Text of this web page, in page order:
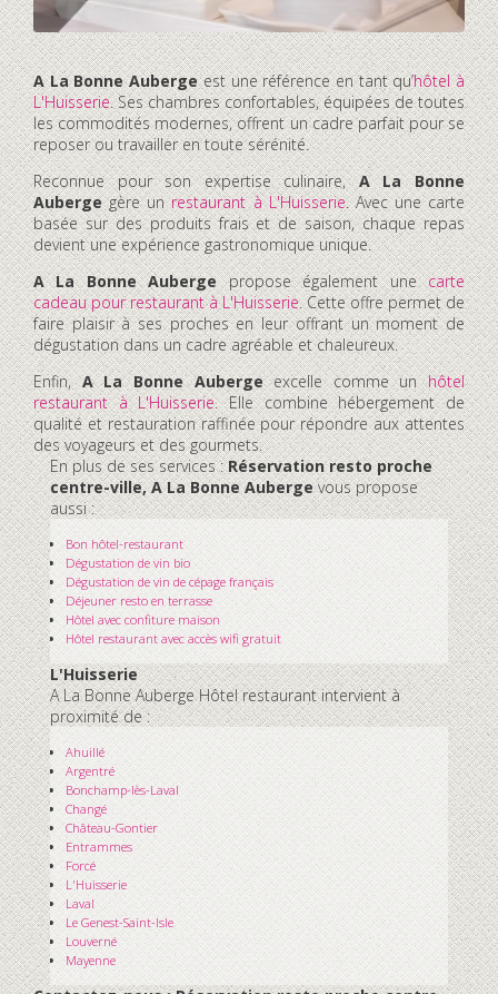
A La Bonne Aubergeest une référence en tant qu’hôtel à
L'Huisserie. Ses chambres confortables, équipées de toutes
les commodités modernes, offrent un cadre parfait pour se
reposer ou travailler en toute sérénité.
Reconnue pour son expertise culinaire,A La Bonne
Aubergegère unrestaurant à L'Huisserie. Avec une carte
basée sur des produits frais et de saison, chaque repas
devient une expérience gastronomique unique.
A La Bonne Aubergepropose également unecarte
cadeau pour restaurant à L'Huisserie. Cette offre permet de
faire plaisir à ses proches en leur offrant un moment de
dégustation dans un cadre agréable et chaleureux.
Enfin,A La Bonne Aubergeexcelle comme unhôtel
restaurant à L'Huisserie. Elle combine hébergement de
qualité et restauration raffinée pour répondre aux attentes
des voyageurs et des gourmets.
En plus de ses services :Réservation resto proche
centre-ville, A La Bonne Aubergevous propose
aussi :
Bon hôtel-restaurant
Dégustation de vin bio
Dégustation de vin de cépage français
Déjeuner resto en terrasse
Hôtel avec confiture maison
Hôtel restaurant avec accès wifi gratuit
L'Huisserie
A La Bonne Auberge Hôtel restaurant intervient à
proximité de :
Ahuillé
Argentré
Bonchamp-lès-Laval
Changé
Château-Gontier
Entrammes
Forcé
L'Huisserie
Laval
Le Genest-Saint-Isle
Louverné
Mayenne